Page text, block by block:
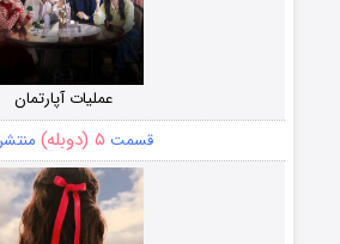
عملیات آپارتمان
قسمت ۵ (دوبله)